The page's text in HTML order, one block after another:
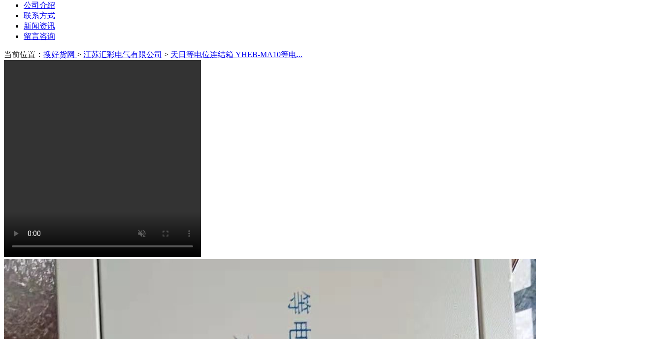
公司介绍
联系方式
新闻资讯
留言咨询
当前位置： 搜好货网 > 江苏汇彩电气有限公司 > 天日等电位连结箱 YHEB-MA10等电...